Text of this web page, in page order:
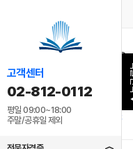
고객센터
02-812-0112
평일 09:00~18:00
주말/공휴일 제외2027 필승 PASS